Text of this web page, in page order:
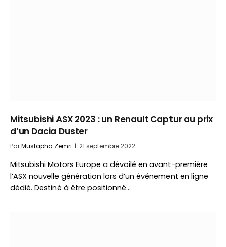
Mitsubishi ASX 2023 : un Renault Captur au prix
d’un Dacia Duster
ParMustapha Zemri 21 septembre 2022
Mitsubishi Motors Europe a dévoilé en avant-première
l’ASX nouvelle génération lors d’un événement en ligne
dédié. Destiné à être positionné…